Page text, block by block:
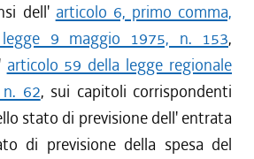
dell' articolo 6, primo comma,
9 maggio 1975, n. 153,
articolo 59 della legge regionale
62, sui capitoli corrispondenti
stato di previsione dell' entrata
di previsione della spesa del